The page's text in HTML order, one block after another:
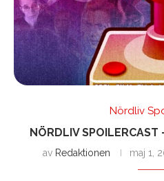
Nördliv
NÖRDLIV SPOILERCAST
av Redaktionen maj 1,